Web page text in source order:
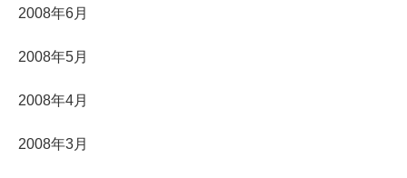
2008年6月
2008年5月
2008年4月
2008年3月